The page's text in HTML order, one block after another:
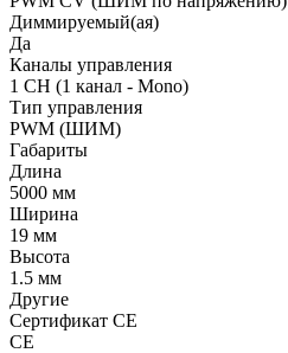
Диммируемый(ая)
Да
Каналы управления
1 CH (1 канал - Mono)
Тип управления
PWM (ШИМ)
Габариты
Длина
5000 мм
Ширина
19 мм
Высота
1.5 мм
Другие
Сертификат CE
CE